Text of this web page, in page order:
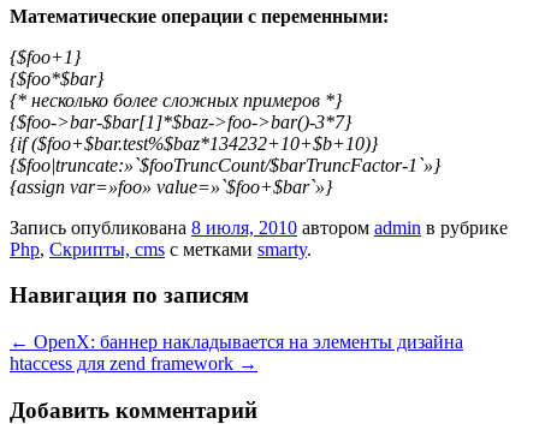
Математические операции с переменными:
{$foo+1}
{$foo*$bar}
{* несколько более сложных примеров *}
{$foo->bar-$bar[1]*$baz->foo->bar()-3*7}
{if ($foo+$bar.test%$baz*134232+10+$b+10)}
{$foo|truncate:»`$fooTruncCount/$barTruncFactor-1`»}
{assign var=»foo» value=»`$foo+$bar`»}
Запись опубликована 8 июля, 2010 автором admin в рубрике
Php, Скрипты, cms с метками smarty.
Навигация по записям
← OpenX: баннер накладывается на элементы дизайна
htaccess для zend framework →
Добавить комментарий